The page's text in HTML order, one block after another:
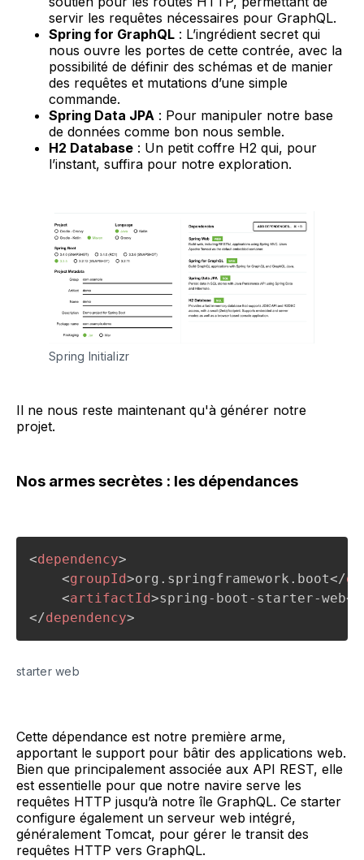
servir les requêtes nécessaires pour GraphQL.
Spring for GraphQL : L’ingrédient secret qui
nous ouvre les portes de cette contrée, avec la
possibilité de définir des schémas et de manier
des requêtes et mutations d’une simple
commande.
Spring Data JPA : Pour manipuler notre base
de données comme bon nous semble.
H2 Database : Un petit coffre H2 qui, pour
l’instant, suffira pour notre exploration.
Spring Initializr
Il ne nous reste maintenant qu'à générer notre
projet.
Nos armes secrètes : les dépendances
<dependency>
<groupId>org.springframework.boot</
<artifactId>spring-boot-starter-web</
</dependency>
starter web
Cette dépendance est notre première arme,
apportant le support pour bâtir des applications web.
Bien que principalement associée aux API REST, elle
est essentielle pour que notre navire serve les
requêtes HTTP jusqu’à notre île GraphQL. Ce starter
configure également un serveur web intégré,
généralement Tomcat, pour gérer le transit des
requêtes HTTP vers GraphQL.